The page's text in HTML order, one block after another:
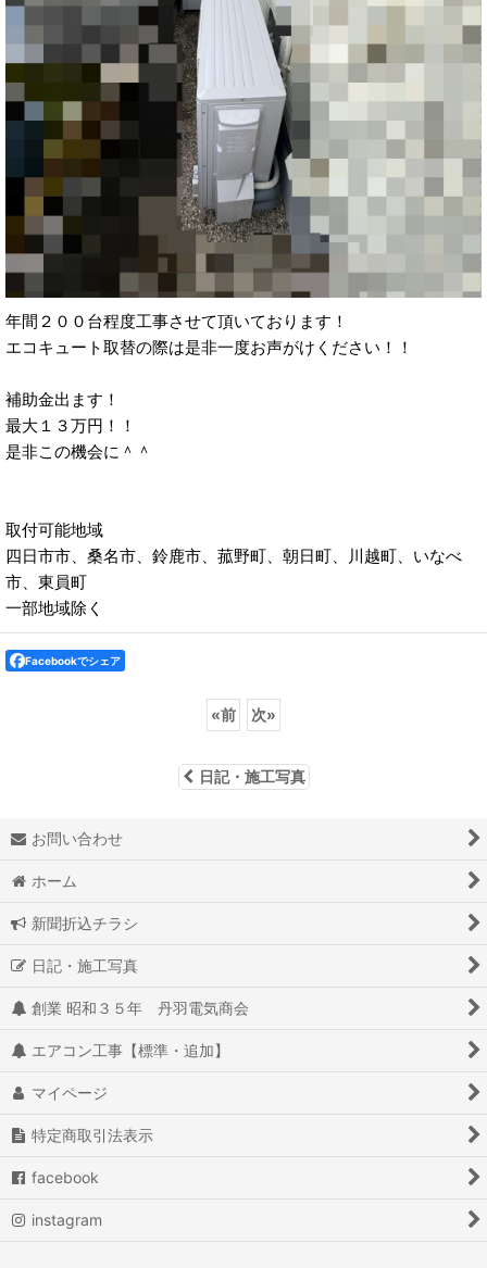
年間２００台程度工事させて頂いております！
エコキュート取替の際は是非一度お声がけください！！
補助金出ます！
最大１３万円！！
是非この機会に＾＾
取付可能地域
四日市市、桑名市、鈴鹿市、菰野町、朝日町、川越町、いなべ
市、東員町
一部地域除く
Facebookでシェア
«前 次»
日記・施工写真
お問い合わせ
ホーム
新聞折込チラシ
日記・施工写真
創業 昭和３５年 丹羽電気商会
エアコン工事【標準・追加】
マイページ
特定商取引法表示
facebook
instagram